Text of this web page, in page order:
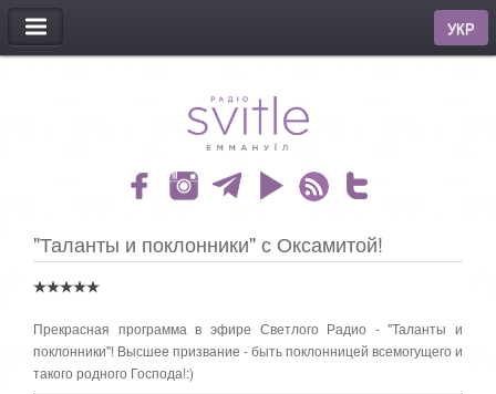
МЕНЮ
УКР
"Таланты и поклонники" с Оксамитой!
Прекрасная программа в эфире Светлого Радио - "Таланты и
поклонники"! Высшее призвание - быть поклонницей всемогущего и
такого родного Господа!:)